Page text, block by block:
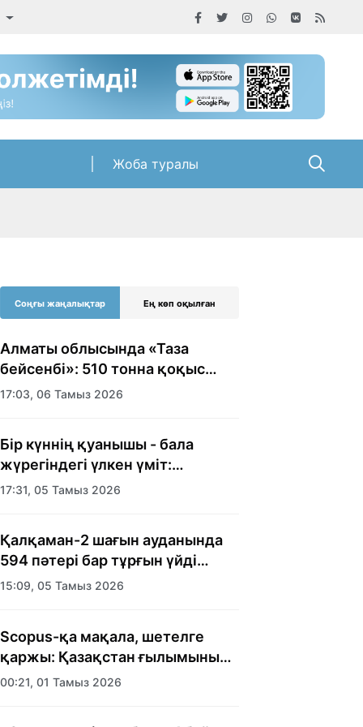
Жоба туралы
Соңғы жаңалықтар Ең көп оқылған
Алматы облысында «Таза
бейсенбі»: 510 тонна қоқыс
шығарылды
17:03, 06 Тамыз 2026
Бір күннің қуанышы - бала
жүрегіндегі үлкен үміт:
Алматыда балалар үйінің
17:31, 05 Тамыз 2026
Қалқаман-2 шағын ауданында
594 пәтері бар тұрғын үйді
салып бітті
15:09, 05 Тамыз 2026
Scopus-қа мақала, шетелге
қаржы: Қазақстан ғылымының
есебі кімге керек?
00:21, 01 Тамыз 2026